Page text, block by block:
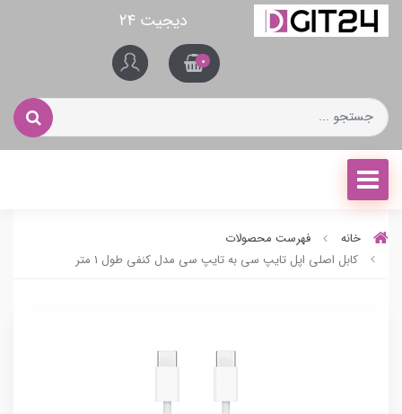
دیجیت ۲۴
0
خانه
فهرست محصولات
کابل اصلی اپل تایپ سی به تایپ سی مدل کنفی طول 1 متر